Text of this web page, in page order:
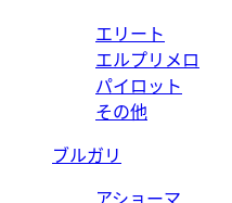
エリート
エルプリメロ
パイロット
その他
ブルガリ
アショーマ